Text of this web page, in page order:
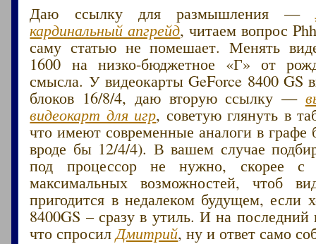
Даю ссылку для размышления —
кардинальный апгрейд, читаем вопрос
саму статью не помешает. Менять
1600 на низко-бюджетное «Г» от
смысла. У видеокарты GeForce 8400 GS
блоков 16/8/4, даю вторую ссылку —
видеокарт для игр, советую глянуть в
что имеют современные аналоги в графе
вроде бы 12/4/4). В вашем случае
под процессор не нужно, скорее с
максимальных возможностей, чтоб
пригодится в недалеком будущем, если
8400GS – сразу в утиль. И на последний
что спросил Дмитрий, ну и ответ само